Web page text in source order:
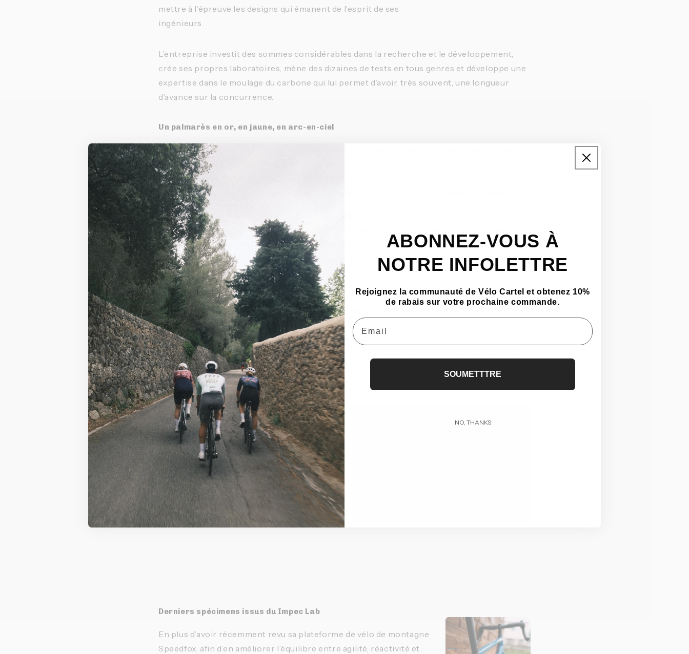
mettre à l’épreuve les designs qui émanent de l’esprit de ses
ingénieurs.
L’entreprise investit des sommes considérables dans la recherche et le développement,
crée ses propres laboratoires, mène des dizaines de tests en tous genres et développe une
expertise dans le moulage du carbone qui lui permet d’avoir, très souvent, une longueur
d’avance sur la concurrence.
Un palmarès en or, en jaune, en arc-en-ciel
Pour les athlètes du plus haut niveau, la victoire est parfois l’affaire de minuscules détails.
C’est pourquoi l’association de BMC avec les meilleurs cyclistes a toujours été primordiale :
ceux-ci savent relever le moindre défaut et contribuent activement à la recherche
d’excellence qui est une quête permanente pour les fabricants de vélos haut-de-gamme.
Des conseils qui profitent à ceux qui les prodiguent, puisque BMC collectionne les
médailles, les trophées et les maillots prestigieux depuis 10 ans. Si l’entreprise connaît ses
premiers succès professionnels avec la Phonak, mais c’est avec l’équipe professionnelle qui
porte son nom qu’elle récolte sa première grande gloire : en 2011, Cadel Evans remporte le
Tour de France au volant d’un BMC.
Par la suite, les honneurs se succèdent et s’entassent presque tant ils sont nombreux. Greg
Van Avermaet remporte (entre autres) une médaille d’or olympique à Rio et un Paris-
Roubaix. Rohan Dennis récolte un championnat du monde en contre-la-montre. Julien
Absalon collectionne les titres nationaux, mondiaux, en coupe de monde de vélo de
montagne. Corrine Abraham, Taylor Phinney, Ralph Näf et Thor Hushovd comptent aussi
parmi les athlètes pour lesquels la fine pointe de la technologie BMC a fait la différence.
De quoi faire rougir n’importe quel grand constructeur.
Derniers spécimens issus du Impec Lab
En plus d’avoir récemment revu sa plateforme de vélo de montagne
Speedfox, afin d’en améliorer l’équilibre entre agilité, réactivité et
ABONNEZ-VOUS À
NOTRE INFOLETTRE
Rejoignez la communauté de Vélo Cartel et obtenez 10%
de rabais sur votre prochaine commande.
Email
SOUMETTTRE
NO, THANKS